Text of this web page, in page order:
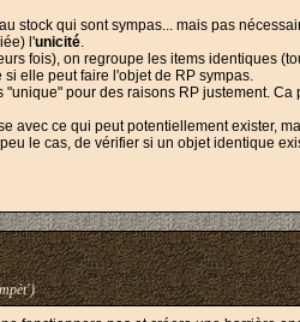
stock qui sont sympas... mais pas
l'unicité.
fois), on regroupe les items identiques
elle peut faire l'objet de RP sympas.
"unique" pour des raisons RP justement.
avec ce qui peut potentiellement exister,
le cas, de vérifier si un objet identique